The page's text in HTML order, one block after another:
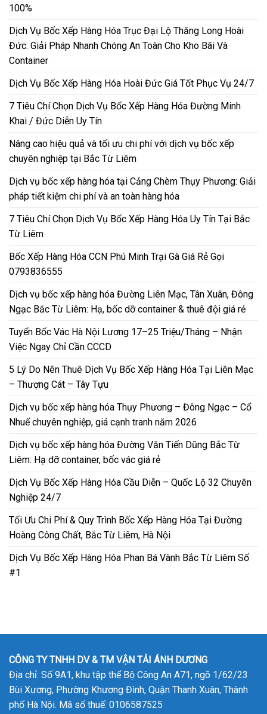
100%
Dịch Vụ Bốc Xếp Hàng Hóa Trục Đại Lộ Thăng Long Hoài
Đức: Giải Pháp Nhanh Chóng An Toàn Cho Kho Bãi Và
Container
Dịch Vụ Bốc Xếp Hàng Hóa Hoài Đức Giá Tốt Phục Vụ 24/7
7 Tiêu Chí Chọn Dịch Vụ Bốc Xếp Hàng Hóa Đường Minh
Khai / Đức Diễn Uy Tín
Nâng cao hiệu quả và tối ưu chi phí với dịch vụ bốc xếp
chuyên nghiệp tại Bắc Từ Liêm
Dịch vụ bốc xếp hàng hóa tại Cảng Chèm Thụy Phương: Giải
pháp tiết kiệm chi phí và an toàn hàng hóa
7 Tiêu Chí Chọn Dịch Vụ Bốc Xếp Hàng Hóa Uy Tín Tại Bắc
Từ Liêm
Bốc Xếp Hàng Hóa CCN Phú Minh Trại Gà Giá Rẻ Gọi
0793836555
Dịch vụ bốc xếp hàng hóa Đường Liên Mạc, Tân Xuân, Đông
Ngạc Bắc Từ Liêm: Hạ, bốc dỡ container & thuê đội giá rẻ
Tuyển Bốc Vác Hà Nội Lương 17–25 Triệu/Tháng – Nhận
Việc Ngay Chỉ Cần CCCD
5 Lý Do Nên Thuê Dịch Vụ Bốc Xếp Hàng Hóa Tại Liên Mạc
– Thượng Cát – Tây Tựu
Dịch vụ bốc xếp hàng hóa Thụy Phương – Đông Ngạc – Cổ
Nhuế chuyên nghiệp, giá cạnh tranh năm 2026
Dịch vụ bốc xếp hàng hóa Đường Văn Tiến Dũng Bắc Từ
Liêm: Hạ dỡ container, bốc vác giá rẻ
Dịch Vụ Bốc Xếp Hàng Hóa Cầu Diễn – Quốc Lộ 32 Chuyên
Nghiệp 24/7
Tối Ưu Chi Phí & Quy Trình Bốc Xếp Hàng Hóa Tại Đường
Hoàng Công Chất, Bắc Từ Liêm, Hà Nội
Dịch Vụ Bốc Xếp Hàng Hóa Phan Bá Vành Bắc Từ Liêm Số
#1
CÔNG TY TNHH DV & TM VẬN TẢI ÁNH DƯƠNG
Địa chỉ: Số 9A1, khu tập thể Bộ Công An A71, ngõ 1/62/23
Bùi Xương, Phường Khương Đình, Quận Thanh Xuân, Thành
phố Hà Nội. Mã số thuế: 0106587525